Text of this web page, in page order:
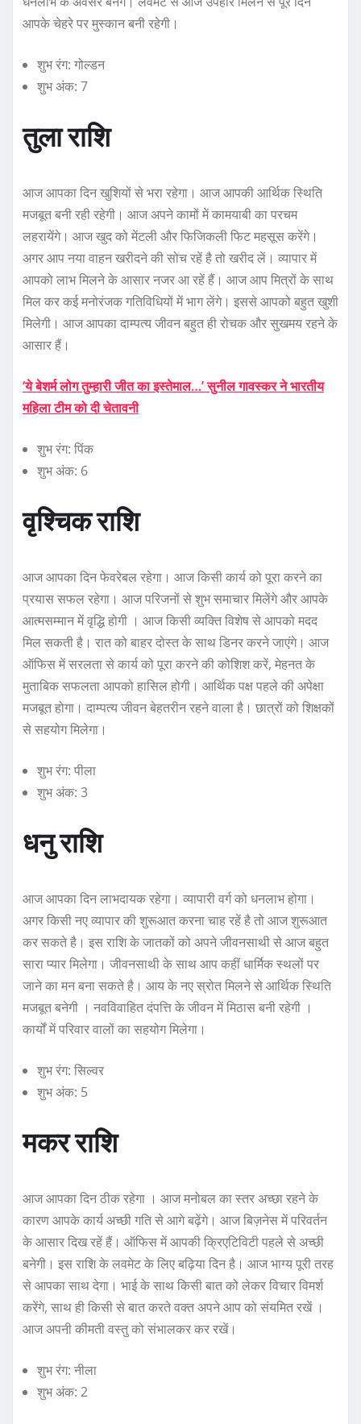
आपके चेहरे पर मुस्कान बनी रहेगी।
शुभ रंग: गोल्डन
शुभ अंक: 7
तुला राशि
आज आपका दिन खुशियों से भरा रहेगा। आज आपकी आर्थिक स्थिति
मजबूत बनी रही रहेगी। आज अपने कामों में कामयाबी का परचम
लहरायेंगे। आज खुद को मेंटली और फिजिकली फिट महसूस करेंगे।
अगर आप नया वाहन खरीदने की सोच रहें है तो खरीद लें। व्यापार में
आपको लाभ मिलने के आसार नजर आ रहें हैं। आज आप मित्रों के साथ
मिल कर कई मनोरंजक गतिविधियों में भाग लेंगे। इससे आपको बहुत खुशी
मिलेगी। आज आपका दाम्पत्य जीवन बहुत ही रोचक और सुखमय रहने के
आसार हैं।
‘ये बेशर्म लोग तुम्हारी जीत का इस्तेमाल…’ सुनील गावस्कर ने भारतीय
महिला टीम को दी चेतावनी
शुभ रंग: पिंक
शुभ अंक: 6
वृश्चिक राशि
आज आपका दिन फेवरेबल रहेगा। आज किसी कार्य को पूरा करने का
प्रयास सफल रहेगा। आज परिजनों से शुभ समाचार मिलेंगे और आपके
आत्मसम्मान में वृद्धि होगी । आज किसी व्यक्ति विशेष से आपको मदद
मिल सकती है। रात को बाहर दोस्त के साथ डिनर करने जाएंगे। आज
ऑफिस में सरलता से कार्य को पूरा करने की कोशिश करें, मेहनत के
मुताबिक सफलता आपको हासिल होगी। आर्थिक पक्ष पहले की अपेक्षा
मजबूत होगा। दाम्पत्य जीवन बेहतरीन रहने वाला है। छात्रों को शिक्षकों
से सहयोग मिलेगा।
शुभ रंग: पीला
शुभ अंक: 3
धनु राशि
आज आपका दिन लाभदायक रहेगा। व्यापारी वर्ग को धनलाभ होगा।
अगर किसी नए व्यापार की शुरूआत करना चाह रहें है तो आज शुरूआत
कर सकते है। इस राशि के जातकों को अपने जीवनसाथी से आज बहुत
सारा प्यार मिलेगा। जीवनसाथी के साथ आप कहीं धार्मिक स्थलों पर
जाने का मन बना सकते है। आय के नए स्रोत मिलने से आर्थिक स्थिति
मजबूत बनेगी । नवविवाहित दंपत्ति के जीवन में मिठास बनी रहेगी ।
कार्यों में परिवार वालों का सहयोग मिलेगा।
शुभ रंग: सिल्वर
शुभ अंक: 5
मकर राशि
आज आपका दिन ठीक रहेगा । आज मनोबल का स्तर अच्छा रहने के
कारण आपके कार्य अच्छी गति से आगे बढ़ेंगे। आज बिज़नेस में परिवर्तन
के आसार दिख रहें हैं। ऑफिस में आपकी क्रिएटिविटी पहले से अच्छी
बनेगी। इस राशि के लवमेट के लिए बढ़िया दिन है। आज भाग्य पूरी तरह
से आपका साथ देगा। भाई के साथ किसी बात को लेकर विचार विमर्श
करेंगे, साथ ही किसी से बात करते वक्त अपने आप को संयमित रखें ।
आज अपनी कीमती वस्तु को संभालकर कर रखें।
शुभ रंग: नीला
शुभ अंक: 2